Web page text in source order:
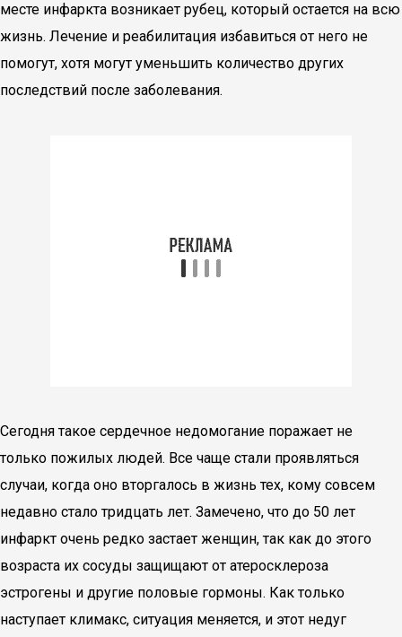
месте инфаркта возникает рубец, который остается на всю
жизнь. Лечение и реабилитация избавиться от него не
помогут, хотя могут уменьшить количество других
последствий после заболевания.
Сегодня такое сердечное недомогание поражает не
только пожилых людей. Все чаще стали проявляться
случаи, когда оно вторгалось в жизнь тех, кому совсем
недавно стало тридцать лет. Замечено, что до 50 лет
инфаркт очень редко застает женщин, так как до этого
возраста их сосуды защищают от атеросклероза
эстрогены и другие половые гормоны. Как только
наступает климакс, ситуация меняется, и этот недуг